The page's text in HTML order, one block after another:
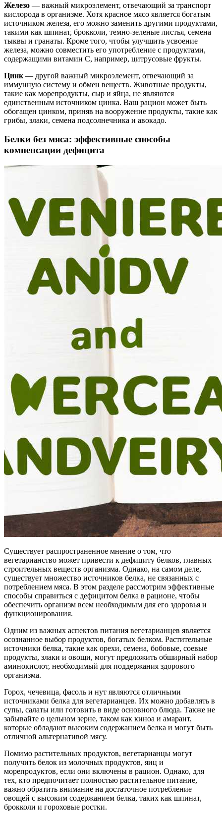
Железо — важный микроэлемент, отвечающий за транспорт
кислорода в организме. Хотя красное мясо является богатым
источником железа, его можно заменить другими продуктами,
такими как шпинат, брокколи, темно-зеленые листья, семена
тыквы и гранаты. Кроме того, чтобы улучшить усвоение
железа, можно совместить его употребление с продуктами,
содержащими витамин С, например, цитрусовые фрукты.
Цинк — другой важный микроэлемент, отвечающий за
иммунную систему и обмен веществ. Животные продукты,
такие как морепродукты, сыр и яйца, не являются
единственным источником цинка. Ваш рацион может быть
обогащен цинком, приняв на вооружение продукты, такие как
грибы, злаки, семена подсолнечника и авокадо.
Белки без мяса: эффективные способы
компенсации дефицита
Существует распространенное мнение о том, что
вегетарианство может привести к дефициту белков, главных
строительных веществ организма. Однако, на самом деле,
существует множество источников белка, не связанных с
потреблением мяса. В этом разделе рассмотрим эффективные
способы справиться с дефицитом белка в рационе, чтобы
обеспечить организм всем необходимым для его здоровья и
функционирования.
Одним из важных аспектов питания вегетарианцев является
осознанное выбор продуктов, богатых белком. Растительные
источники белка, такие как орехи, семена, бобовые, соевые
продукты, злаки и овощи, могут предложить обширный набор
аминокислот, необходимый для поддержания здорового
организма.
Горох, чечевица, фасоль и нут являются отличными
источниками белка для вегетарианцев. Их можно добавлять в
супы, салаты или готовить в виде основного блюда. Также не
забывайте о цельном зерне, таком как киноа и амарант,
которые обладают высоким содержанием белка и могут быть
отличной альтернативой мясу.
Помимо растительных продуктов, вегетарианцы могут
получить белок из молочных продуктов, яиц и
морепродуктов, если они включены в рацион. Однако, для
тех, кто предпочитает полностью растительное питание,
важно обратить внимание на достаточное потребление
овощей с высоким содержанием белка, таких как шпинат,
брокколи и гороховые ростки.